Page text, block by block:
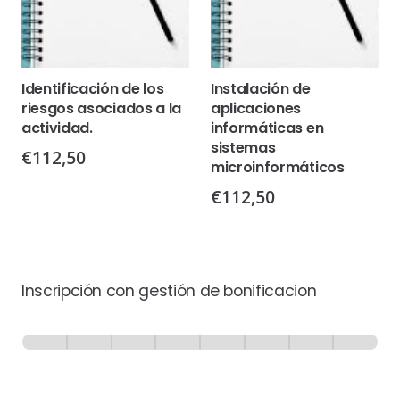
Identificación de los
riesgos asociados a la
actividad.
€112,50
Instalación de
aplicaciones
informáticas en
sistemas
microinformáticos
€112,50
Inscripción con gestión de bonificacion
-